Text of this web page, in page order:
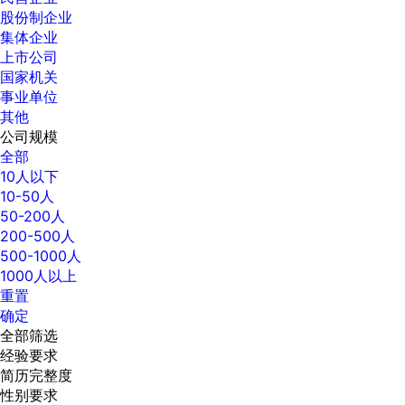
股份制企业
集体企业
上市公司
国家机关
事业单位
其他
公司规模
全部
10人以下
10-50人
50-200人
200-500人
500-1000人
1000人以上
重置
确定
全部筛选
经验要求
简历完整度
性别要求